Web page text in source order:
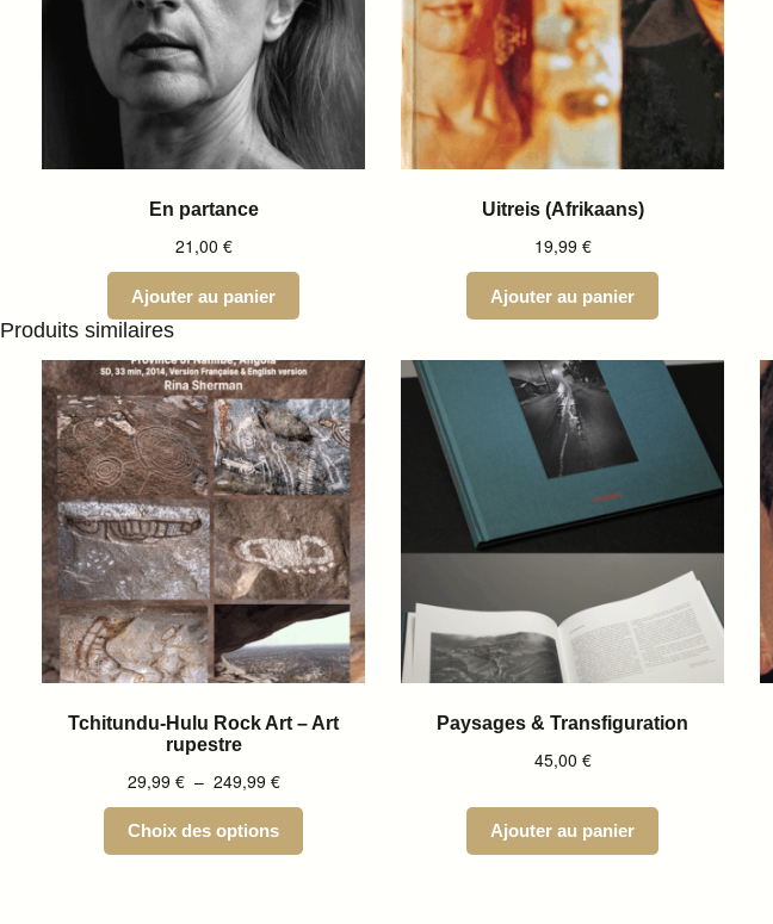
En partance
21,00 €
Ajouter au panier
Uitreis (Afrikaans)
19,99 €
Ajouter au panier
Produits similaires
Tchitundu-Hulu Rock Art – Art
rupestre
29,99 € – 249,99 €
Choix des options
Paysages & Transfiguration
45,00 €
Ajouter au panier